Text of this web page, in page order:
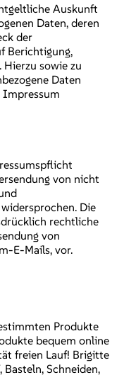
Auskunft
Daten, deren
der
Berichtigung,
Hierzu sowie zu
Daten
Impressum
von nicht
Die
rechtliche
von
E-Mails, vor.
Produkte
bequem online
freien Lauf! Brigitte
Basteln, Schneiden,